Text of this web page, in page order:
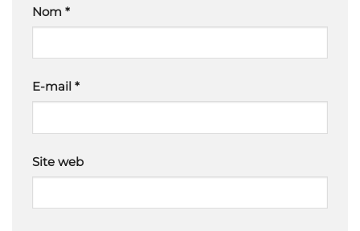
Nom *
E-mail *
Site web